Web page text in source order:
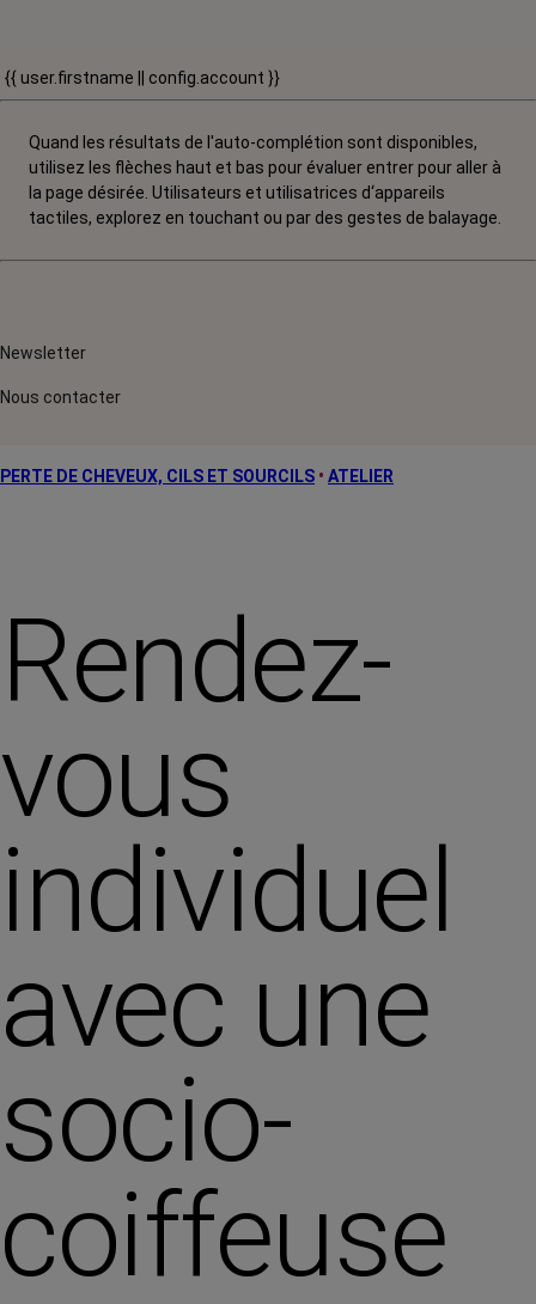
{{ user.firstname || config.account }}
Quand les résultats de l'auto-complétion sont disponibles,
utilisez les flèches haut et bas pour évaluer entrer pour aller à
la page désirée. Utilisateurs et utilisatrices d‘appareils
tactiles, explorez en touchant ou par des gestes de balayage.
Newsletter
Nous contacter
PERTE DE CHEVEUX, CILS ET SOURCILS • ATELIER
Rendez-
vous
individuel
avec une
socio-
coiffeuse